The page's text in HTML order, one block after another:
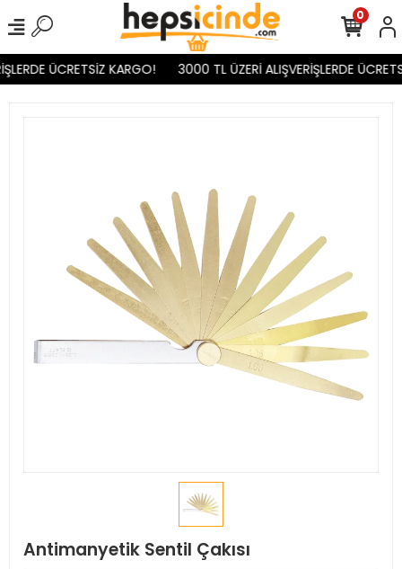
ÜCRETSİZ KARGO! 3000 TL ÜZERİ ALIŞVERİŞLERDE
0
Antimanyetik Sentil Çakısı